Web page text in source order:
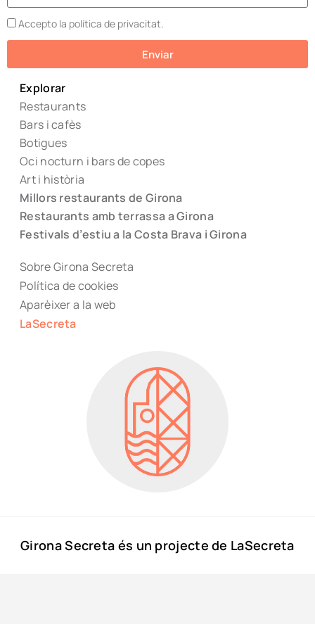
Accepto la política de privacitat.
Enviar
Explorar
Restaurants
Bars i cafès
Botigues
Oci nocturn i bars de copes
Art i història
Millors restaurants de Girona
Restaurants amb terrassa a Girona
Festivals d’estiu a la Costa Brava i Girona
Sobre Girona Secreta
Política de cookies
Aparèixer a la web
LaSecreta
Girona Secreta és un projecte de LaSecreta